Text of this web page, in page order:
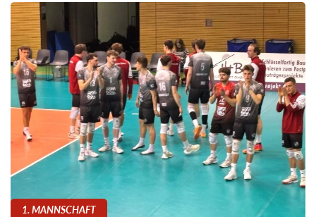
1. MANNSCHAFT